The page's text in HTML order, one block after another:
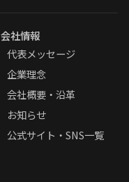
会社情報
代表メッセージ
企業理念
会社概要・沿革
お知らせ
公式サイト・SNS一覧